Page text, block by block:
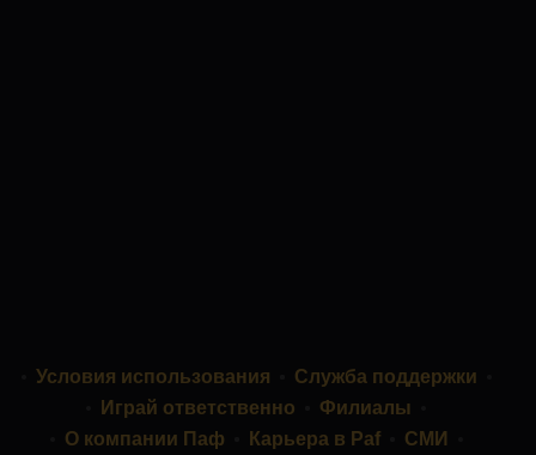
Условия использования
Служба поддержки
Играй ответственно
Филиалы
О компании Паф
Карьера в Paf
СМИ